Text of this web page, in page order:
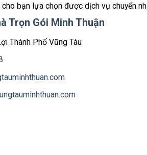
bạn lựa chọn được dịch vụ chuyển
Trọn Gói Minh Thuận
Thành Phố Vũng Tàu